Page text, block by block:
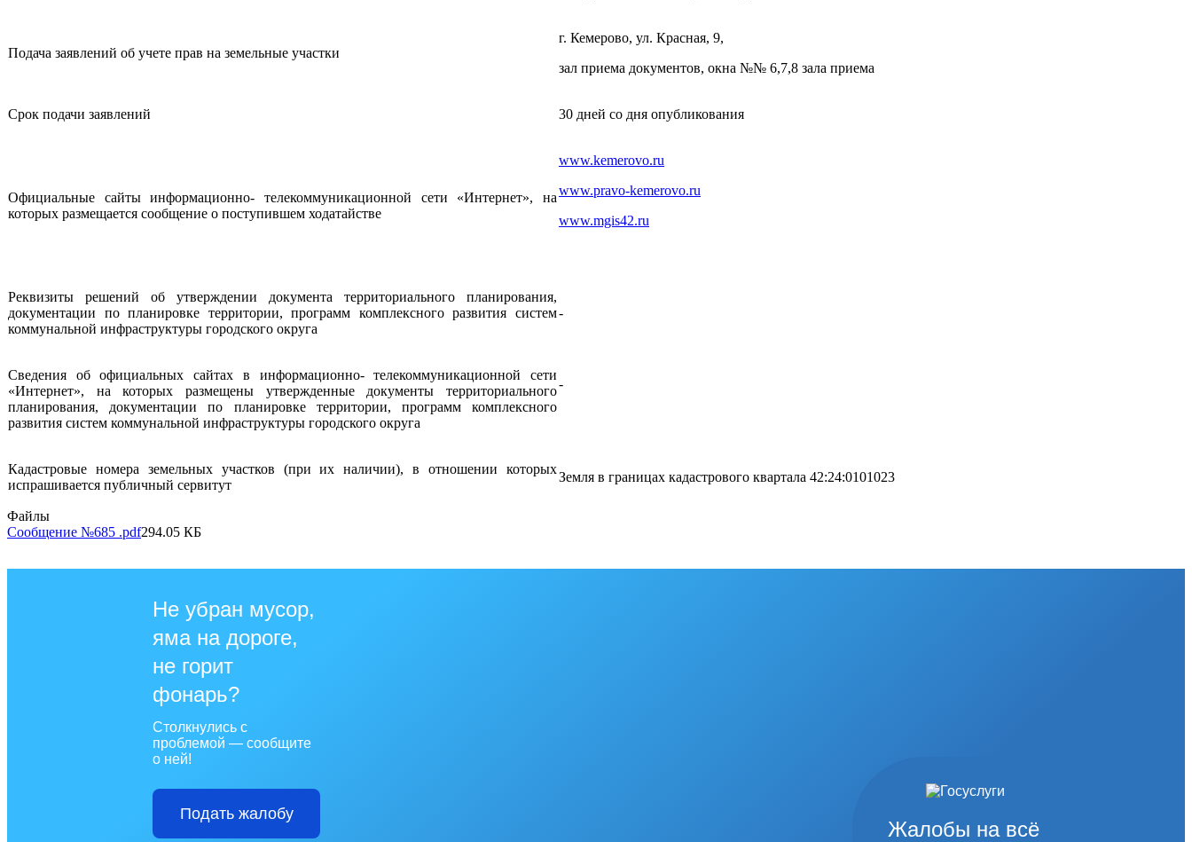
Подача заявлений об учете прав на земельные участки
г. Кемерово, ул. Красная, 9,
зал приема документов, окна №№ 6,7,8 зала приема
Срок подачи заявлений 30 дней со дня опубликования
Официальные сайты информационно- телекоммуникационной сети «Интернет», на
которых размещается сообщение о поступившем ходатайстве
www.kemerovo.ru
www.pravo-kemerovo.ru
www.mgis42.ru
Реквизиты решений об утверждении документа территориального планирования,
документации по планировке территории, программ комплексного развития систем
коммунальной инфраструктуры городского округа
-
Сведения об официальных сайтах в информационно- телекоммуникационной сети
«Интернет», на которых размещены утвержденные документы территориального
планирования, документации по планировке территории, программ комплексного
развития систем коммунальной инфраструктуры городского округа
-
Кадастровые номера земельных участков (при их наличии), в отношении которых
испрашивается публичный сервитут
Земля в границах кадастрового квартала 42:24:0101023
Файлы
Сообщение №685 .pdf294.05 КБ
Жалобы на всё
Не убран мусор,
яма на дороге,
не горит
фонарь?
Столкнулись с
проблемой — сообщите
о ней!
Подать жалобу